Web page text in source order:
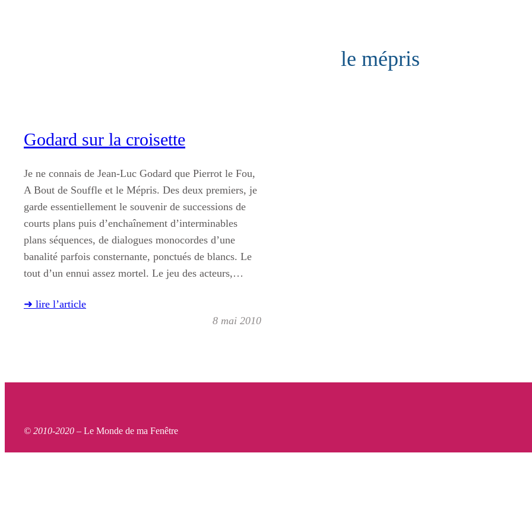
le mépris
Godard sur la croisette
Je ne connais de Jean-Luc Godard que Pierrot le Fou,
A Bout de Souffle et le Mépris. Des deux premiers, je
garde essentiellement le souvenir de successions de
courts plans puis d’enchaînement d’interminables
plans séquences, de dialogues monocordes d’une
banalité parfois consternante, ponctués de blancs. Le
tout d’un ennui assez mortel. Le jeu des acteurs,…
➜ lire l’article
8 mai 2010
© 2010-2020 – Le Monde de ma Fenêtre